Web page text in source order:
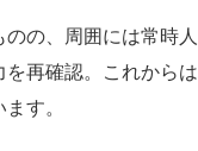
の、周囲には常時
再確認。これから
す。